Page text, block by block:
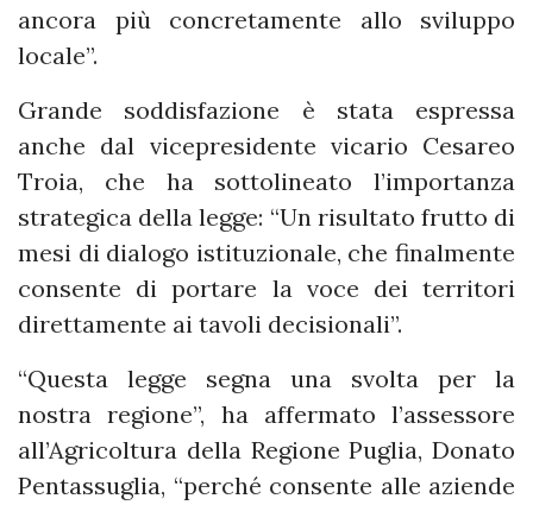
ancora più concretamente allo sviluppo
locale”.
Grande soddisfazione è stata espressa
anche dal vicepresidente vicario Cesareo
Troia, che ha sottolineato l’importanza
strategica della legge: “Un risultato frutto di
mesi di dialogo istituzionale, che finalmente
consente di portare la voce dei territori
direttamente ai tavoli decisionali”.
“Questa legge segna una svolta per la
nostra regione”, ha affermato l’assessore
all’Agricoltura della Regione Puglia, Donato
Pentassuglia, “perché consente alle aziende